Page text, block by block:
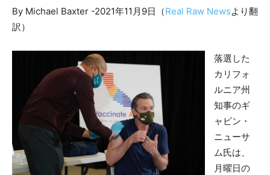
By Michael Baxter -2021年11月9日（Real Raw Newsより翻
訳）
落選した
カリフォ
ルニア州
知事のギ
ャビン・
ニューサ
ム氏は、
月曜日の